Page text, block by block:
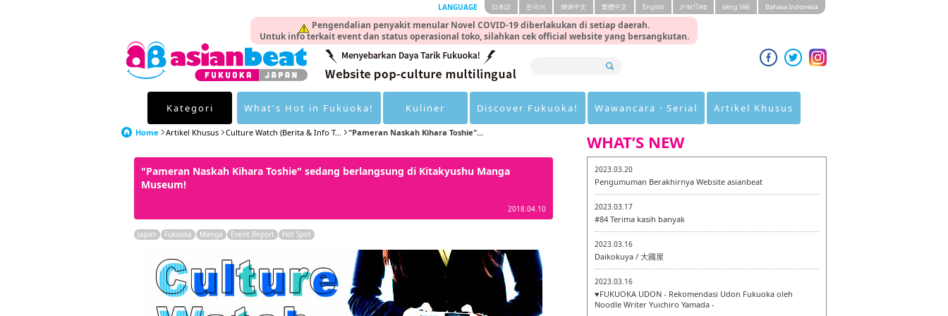
Pengendalian penyakit menular Novel COVID-19 diberlakukan di setiap daerah.
Untuk info terkait event dan status operasional toko, silahkan cek official website yang bersangkutan.
LANGUAGE 日本語 한국어 簡体中文 繁體中文 English ภาษาไทย tiéng Viêt Bahasa Indonesia
Kategori What's Hot in Fukuoka! Kuliner Discover Fukuoka! Wawancara・Serial Artikel Khusus
Home Artikel Khusus Culture Watch (Berita & Info T... "Pameran Naskah Kihara Toshie"...
"Pameran Naskah Kihara Toshie" sedang berlangsung di Kitakyushu Manga
Museum!
2018.04.10
Japan Fukuoka Manga Event Report Hot Spot
WHAT’S NEW
2023.03.20
Pengumuman Berakhirnya Website asianbeat
2023.03.17
#84 Terima kasih banyak
2023.03.16
Daikokuya / 大國屋
2023.03.16
♥FUKUOKA UDON - Rekomendasi Udon Fukuoka oleh
Noodle Writer Yuichiro Yamada -